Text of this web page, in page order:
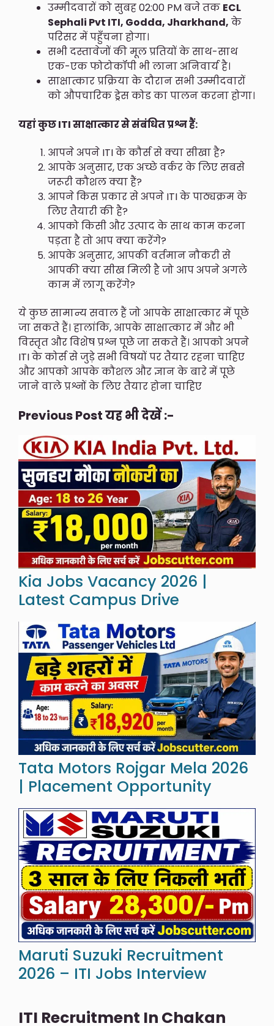
उम्मीदवारों को सुबह 02:00 PM बजे तक ECL
Sephali Pvt ITI, Godda, Jharkhand, के
परिसर में पहुँचना होगा।
सभी दस्तावेजों की मूल प्रतियों के साथ-साथ
एक-एक फोटोकॉपी भी लाना अनिवार्य है।
साक्षात्कार प्रक्रिया के दौरान सभी उम्मीदवारों
को औपचारिक ड्रेस कोड का पालन करना होगा।
यहां कुछ ITI साक्षात्कार से संबंधित प्रश्न हैं:
आपने अपने ITI के कौर्स से क्या सीखा है?
आपके अनुसार, एक अच्छे वर्कर के लिए सबसे
जरूरी कौशल क्या हैं?
आपने किस प्रकार से अपने ITI के पाठ्यक्रम के
लिए तैयारी की है?
आपको किसी और उत्पाद के साथ काम करना
पड़ता है तो आप क्या करेंगे?
आपके अनुसार, आपकी वर्तमान नौकरी से
आपकी क्या सीख मिली है जो आप अपने अगले
काम में लागू करेंगे?
ये कुछ सामान्य सवाल हैं जो आपके साक्षात्कार में पूछे
जा सकते हैं। हालांकि, आपके साक्षात्कार में और भी
विस्तृत और विशेष प्रश्न पूछे जा सकते हैं। आपको अपने
ITI के कोर्स से जुड़े सभी विषयों पर तैयार रहना चाहिए
और आपको आपके कौशल और ज्ञान के बारे में पूछे
जाने वाले प्रश्नों के लिए तैयार होना चाहिए
Previous Post यह भी देखें :-
Kia Jobs Vacancy 2026 |
Latest Campus Drive
Tata Motors Rojgar Mela 2026
| Placement Opportunity
Maruti Suzuki Recruitment
2026 – ITI Jobs Interview
ITI Recruitment In Chakan